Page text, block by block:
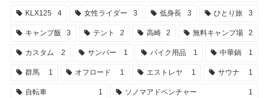
KLX125 4 女性ライダー 3 低身長 3 ひとり旅 3
キャンプ飯 3 テント 2 高崎 2 無料キャンプ場 2
カスタム 2 サンバー 1 バイク用品 1 中華鍋 1
群馬 1 オフロード 1 エストレヤ 1 サウナ 1
自転車 1 ソノマアドベンチャー 1